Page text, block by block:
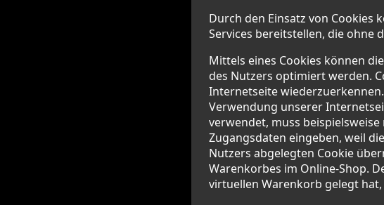
Durch den Einsatz von
Services bereitstellen, die ohne
Mittels eines Cookies können
des Nutzers optimiert werden.
Internetseite
Verwendung unserer
verwendet, muss
Zugangsdaten eingeben, weil
Nutzers abgelegten Cookie
Warenkorbes im Online-Shop.
virtuellen Warenkorb gelegt hat,